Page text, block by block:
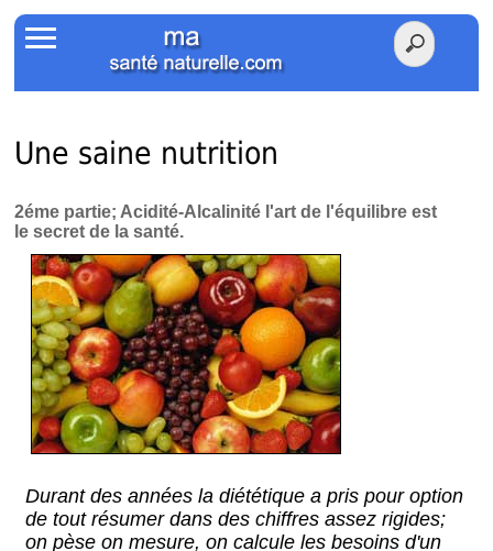
Accueil
Votre Santé
Tests
Membres Amis
Facebook
Twitter
Une saine nutrition
2éme partie; Acidité-Alcalinité l'art de l'équilibre est
le secret de la santé.
Durant des années la diététique a pris pour option
de tout résumer dans des chiffres assez rigides;
on pèse on mesure, on calcule les besoins d'un